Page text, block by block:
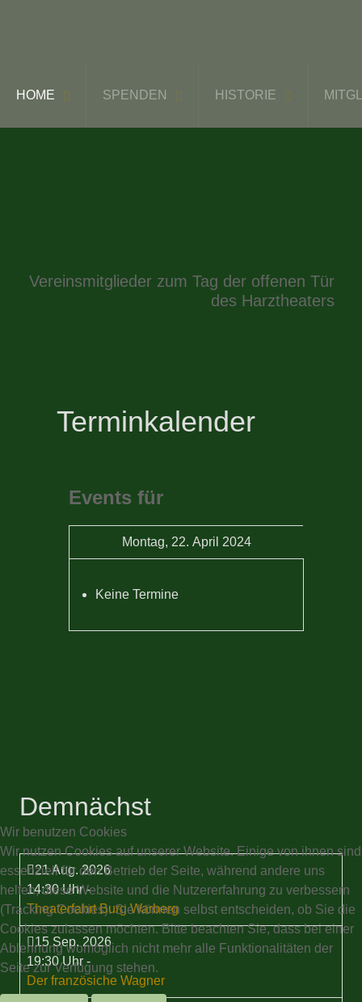
HOME SPENDEN HISTORIE
Vereinsmitglieder zum Tag der offenen Tür
des Harztheaters
Terminkalender
Events für
Montag, 22. April 2024
Keine Termine
Demnächst
21 Aug. 2026
14:30 Uhr-
Theaterfahrt Burg Warberg
15 Sep. 2026
19:30 Uhr -
Der französiche Wagner
Wir benutzen Cookies
Wir nutzen Cookies auf unserer Website. Einige von ihnen sind
essenziell für den Betrieb der Seite, während andere uns
helfen, diese Website und die Nutzererfahrung zu verbessern
(Tracking Cookies). Sie können selbst entscheiden, ob Sie die
Cookies zulassen möchten. Bitte beachten Sie, dass bei einer
Ablehnung womöglich nicht mehr alle Funktionalitäten der
Seite zur Verfügung stehen.